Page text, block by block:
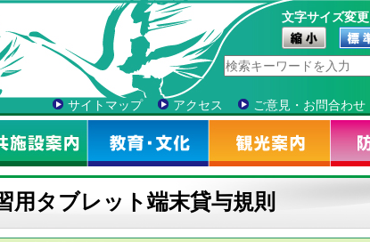
文字サイズ変更
サイトマップ アクセス ご意見・お問合わせ
用タブレット端末貸与規則